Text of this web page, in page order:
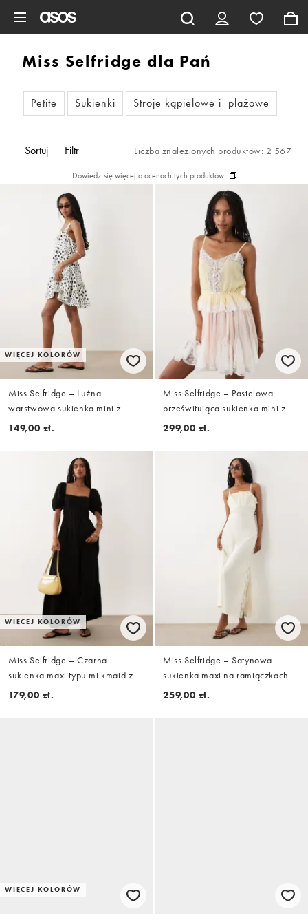
Miss Selfridge dla Pań
Petite Sukienki Stroje kąpielowe i plażowe
Sortuj Filtr Liczba znalezionych produktów: 2 567
Dowiedz się więcej o ocenach tych produktów
WIĘCEJ KOLORÓW
Miss Selfridge – Luźna
warstwowa sukienka mini z
wiązaniem na ramionach we
149,00 zł.
Miss Selfridge – Pastelowa
prześwitująca sukienka mini z
koronkowymi godetami
299,00 zł.
WIĘCEJ KOLORÓW
Miss Selfridge – Czarna
sukienka maxi typu milkmaid z
bufkami z kory
179,00 zł.
Miss Selfridge – Satynowa
sukienka maxi na ramiączkach z
wiązaniem z przodu w kolorze
259,00 zł.
WIĘCEJ KOLORÓW